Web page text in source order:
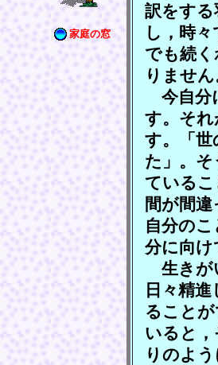
家庭の窓
訳をす
し，時
でも続
りませ
今自分
す。そ
す。「
た」。
ている
間が間
自分の
分に向
生きが
日々精
ること
いると
りのよ